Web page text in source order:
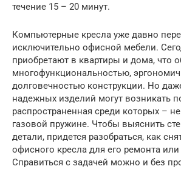
течение 15 – 20 минут.
Компьютерные кресла уже давно
исключительно офисной мебели.
приобретают в квартиры и дома, что
многофункциональностью,
долговечностью конструкции. Но
надежных изделий могут возникать
распространенная среди которых –
газовой пружине. Чтобы выяснить
детали, придется разобраться, как
офисного кресла для его ремонта
Справиться с задачей можно и без